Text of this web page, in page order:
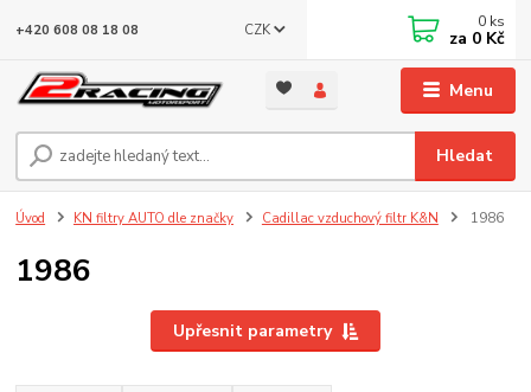
Menu
CZK
Hledat
+420 608 08 18 08 0 ks
za 0 Kč
Úvod KN filtry AUTO dle značky Cadillac vzduchový filtr K&N 1986
1986
Upřesnit parametry